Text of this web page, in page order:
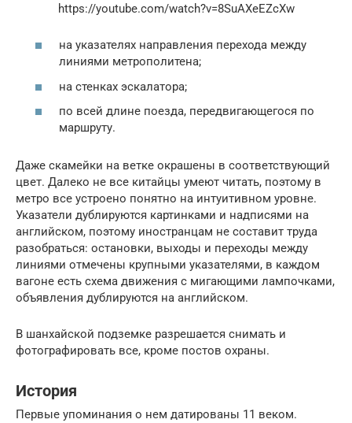
https://youtube.com/watch?v=8SuAXeEZcXw
на указателях направления перехода между
линиями метрополитена;
на стенках эскалатора;
по всей длине поезда, передвигающегося по
маршруту.
Даже скамейки на ветке окрашены в соответствующий
цвет. Далеко не все китайцы умеют читать, поэтому в
метро все устроено понятно на интуитивном уровне.
Указатели дублируются картинками и надписями на
английском, поэтому иностранцам не составит труда
разобраться: остановки, выходы и переходы между
линиями отмечены крупными указателями, в каждом
вагоне есть схема движения с мигающими лампочками,
объявления дублируются на английском.
В шанхайской подземке разрешается снимать и
фотографировать все, кроме постов охраны.
История
Первые упоминания о нем датированы 11 веком.